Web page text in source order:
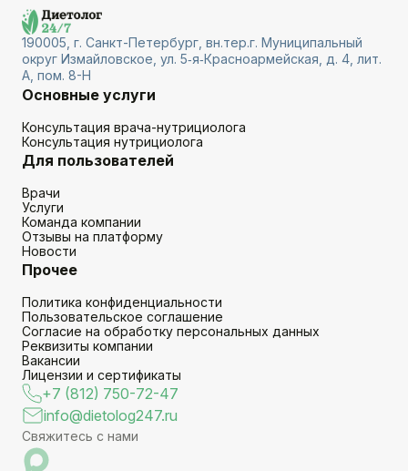
190005, г. Санкт-Петербург, вн.тер.г. Муниципальный
округ Измайловское, ул. 5‑я‑Красноармейская, д. 4, лит.
А, пом. 8-Н
Основные услуги
Консультация врача-нутрициолога
Консультация нутрициолога
Для пользователей
Врачи
Услуги
Команда компании
Отзывы на платформу
Новости
Прочее
Политика конфиденциальности
Пользовательское соглашение
Согласие на обработку персональных данных
Реквизиты компании
Вакансии
Лицензии и сертификаты
+7 (812) 750-72-47
info@dietolog247.ru
Свяжитесь с нами